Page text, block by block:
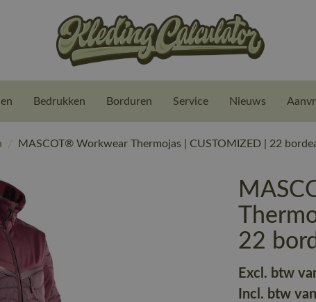
Bedrukken Borduren Service Nieuws
/ MASCOT® Workwear Thermojas | CUSTOMIZED | 22
22
Excl. btw
Incl. btw